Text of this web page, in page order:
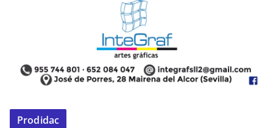
Prodidac